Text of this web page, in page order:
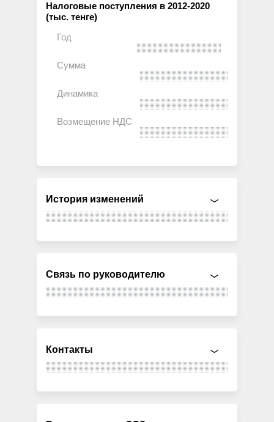
Налоговые поступления в 2012-2020
(тыс. тенге)
История изменений
Связь по руководителю
Контакты